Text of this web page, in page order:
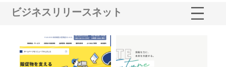
ビジネスリリースネット